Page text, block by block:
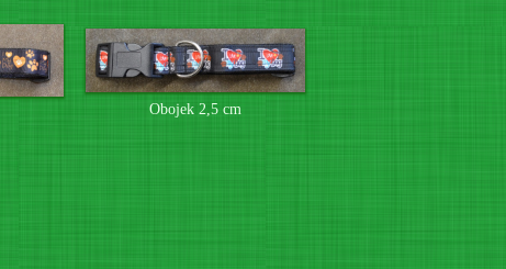
Obojek 2,5 cm